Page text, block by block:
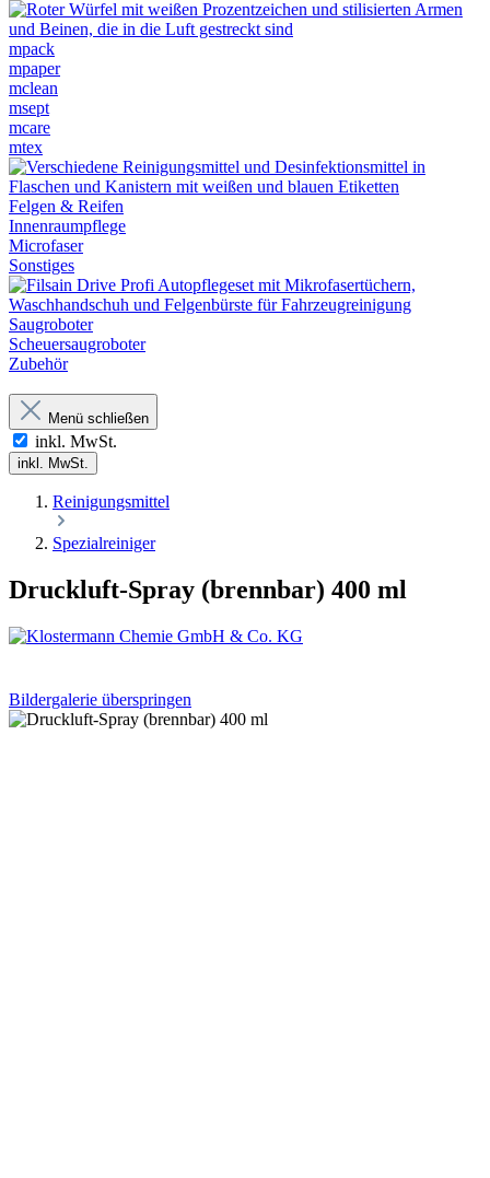
mpack
mpaper
mclean
msept
mcare
mtex
Felgen & Reifen
Innenraumpflege
Microfaser
Sonstiges
Saugroboter
Scheuersaugroboter
Zubehör
Menü schließen
inkl. MwSt.
inkl. MwSt.
Reinigungsmittel
Spezialreiniger
Druckluft-Spray (brennbar) 400 ml
Bildergalerie überspringen